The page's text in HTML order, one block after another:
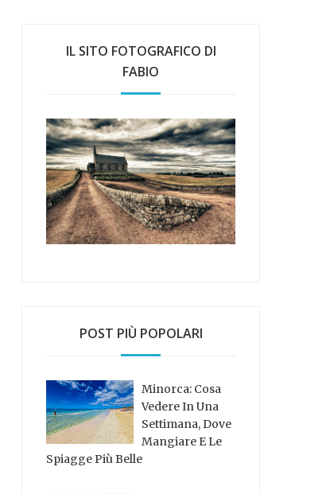
IL SITO FOTOGRAFICO DI
FABIO
POST PIÙ POPOLARI
Minorca: Cosa
Vedere In Una
Settimana, Dove
Mangiare E Le
Spiagge Più Belle